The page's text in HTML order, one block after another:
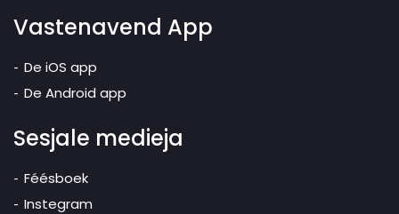
Vastenavend App
De iOS app
De Android app
Sesjale medieja
Féésboek
Instegram